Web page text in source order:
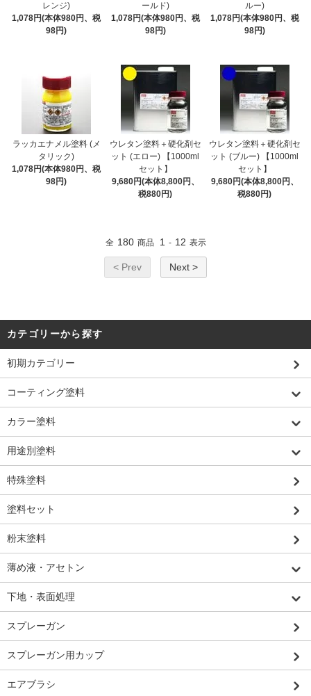
レンジ)
1,078円(本体980円、税
98円)
ールド)
1,078円(本体980円、税
98円)
ルー)
1,078円(本体980円、税
98円)
ラッカエナメル塗料 (メ
タリック)
1,078円(本体980円、税
98円)
ウレタン塗料＋硬化剤セ
ット (エロー) 【1000ml
セット】
9,680円(本体8,800円、
税880円)
ウレタン塗料＋硬化剤セ
ット (ブルー) 【1000ml
セット】
9,680円(本体8,800円、
税880円)
全 180 商品 1 - 12 表示
< Prev Next >
カテゴリーから探す
初期カテゴリー
コーティング塗料
カラー塗料
用途別塗料
特殊塗料
塗料セット
粉末塗料
薄め液・アセトン
下地・表面処理
スプレーガン
スプレーガン用カップ
エアブラシ